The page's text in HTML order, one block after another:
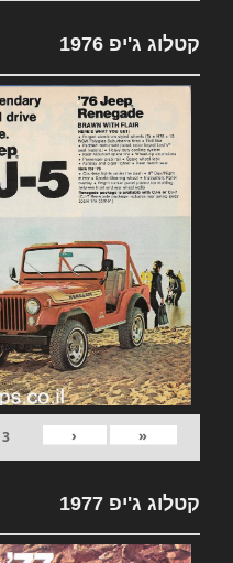
קטלוג ג'יפ 1976
«
‹
3
קטלוג ג'יפ 1977